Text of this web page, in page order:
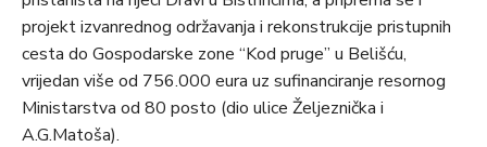
projekt izvanrednog održavanja i rekonstrukcije pristupnih
cesta do Gospodarske zone “Kod pruge” u Belišću,
vrijedan više od 756.000 eura uz sufinanciranje resornog
Ministarstva od 80 posto (dio ulice Željeznička i
A.G.Matoša).